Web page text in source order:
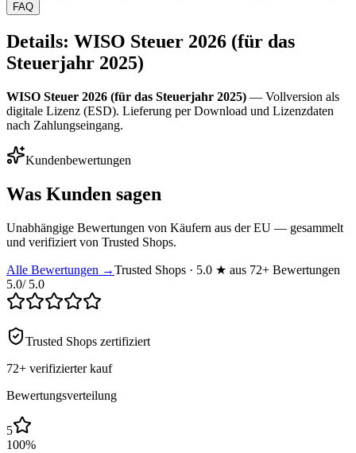
FAQ
Details: WISO Steuer 2026 (für das
Steuerjahr 2025)
WISO Steuer 2026 (für das Steuerjahr 2025) — Vollversion als
digitale Lizenz (ESD). Lieferung per Download und Lizenzdaten
nach Zahlungseingang.
Kundenbewertungen
Was Kunden sagen
Unabhängige Bewertungen von Käufern aus der EU — gesammelt
und verifiziert von Trusted Shops.
Alle Bewertungen →Trusted Shops · 5.0 ★ aus 72+ Bewertungen
5.0/ 5.0
Trusted Shops zertifiziert
72+ verifizierter kauf
Bewertungsverteilung
5
100%